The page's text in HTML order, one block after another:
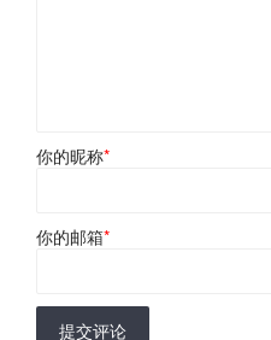
你的昵称*
你的邮箱*
提交评论